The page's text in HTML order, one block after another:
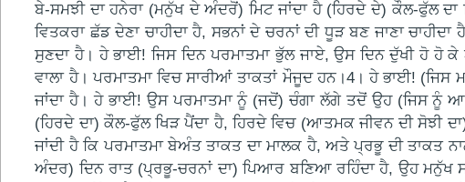
ਬੇ-ਸਮਝੀ ਦਾ ਹਨੇਰਾ (ਮਨੁੱਖ ਦੇ ਅੰਦਰੋਂ) ਮਿਟ ਜਾਂਦਾ ਹੈ (ਹਿਰਦੇ ਦੇ) ਕੌਲ-ਫੁੱਲ
ਵਿਤਕਰਾ ਛੱਡ ਦੇਣਾ ਚਾਹੀਦਾ ਹੈ, ਸਭਨਾਂ ਦੇ ਚਰਨਾਂ ਦੀ ਧੂੜ ਬਣ ਜਾਣਾ
ਸੁਣਦਾ ਹੈ। ਹੇ ਭਾਈ! ਜਿਸ ਦਿਨ ਪਰਮਾਤਮਾ ਭੁੱਲ ਜਾਏ, ਉਸ ਦਿਨ ਦੁੱਖੀ ਹੋ
ਵਾਲਾ ਹੈ। ਪਰਮਾਤਮਾ ਵਿਚ ਸਾਰੀਆਂ ਤਾਕਤਾਂ ਮੌਜੂਦ ਹਨ।4। ਹੇ ਭਾਈ!
ਜਾਂਦਾ ਹੈ। ਹੇ ਭਾਈ! ਉਸ ਪਰਮਾਤਮਾ ਨੂੰ (ਜਦੋਂ) ਚੰਗਾ ਲੱਗੇ ਤਦੋਂ ਉਹ (ਜਿਸ ਨੂੰ
(ਹਿਰਦੇ ਦਾ) ਕੌਲ-ਫੁੱਲ ਖਿੜ ਪੈਂਦਾ ਹੈ, ਹਿਰਦੇ ਵਿਚ (ਆਤਮਕ ਜੀਵਨ ਦੀ
ਜਾਂਦੀ ਹੈ ਕਿ ਪਰਮਾਤਮਾ ਬੇਅੰਤ ਤਾਕਤ ਦਾ ਮਾਲਕ ਹੈ, ਅਤੇ ਪ੍ਰਭੂ ਦੀ
ਅੰਦਰ) ਦਿਨ ਰਾਤ (ਪ੍ਰਭੂ-ਚਰਨਾਂ ਦਾ) ਪਿਆਰ ਬਣਿਆ ਰਹਿੰਦਾ ਹੈ, ਉਹ ਮਨੁੱਖ